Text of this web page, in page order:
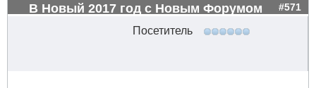
В Новый 2017 год с Новым Форумом #571
Посетитель